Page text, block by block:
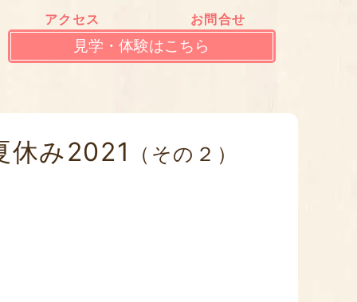
アクセス お問合せ
見学・体験はこちら
休み2021 （その２）